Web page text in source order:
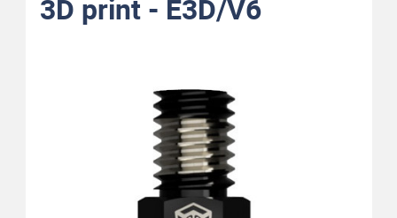
3D print - E3D/V6